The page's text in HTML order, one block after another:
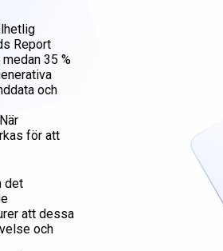
Report
35 %
och
för att
det
att dessa
och